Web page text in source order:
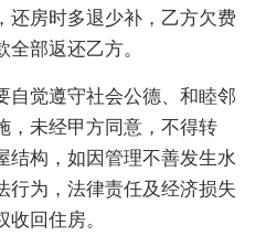
还房时多退少补，乙方欠费
部返还乙方。
自觉遵守社会公德、和睦邻
，未经甲方同意，不得转
结构，如因管理不善发生水
行为，法律责任及经济损失
回住房。